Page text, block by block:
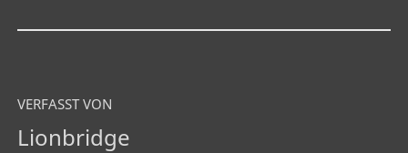
VERFASST VON
Lionbridge